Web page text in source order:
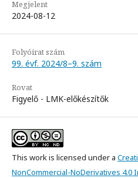
Megjelent
2024-08-12
Folyóirat szám
99. évf. 2024/8–9. szám
Rovat
Figyelő - LMK-előkészítők
This work is licensed under a
NonCommercial-NoDerivatives 4.0